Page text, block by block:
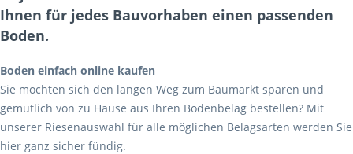
Ihnen für jedes Bauvorhaben einen passenden
Boden.
Boden einfach online kaufen
Sie möchten sich den langen Weg zum Baumarkt sparen und
gemütlich von zu Hause aus Ihren Bodenbelag bestellen? Mit
unserer Riesenauswahl für alle möglichen Belagsarten werden Sie
hier ganz sicher fündig.